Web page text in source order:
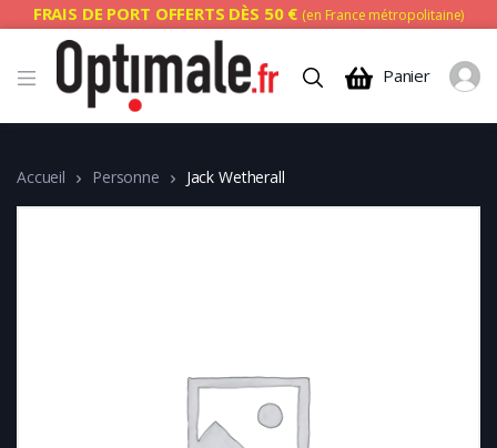
FRAIS DE PORT OFFERTS DÈS 50 € (en France métropolitaine)
Panier
Accueil Personne Jack Wetherall